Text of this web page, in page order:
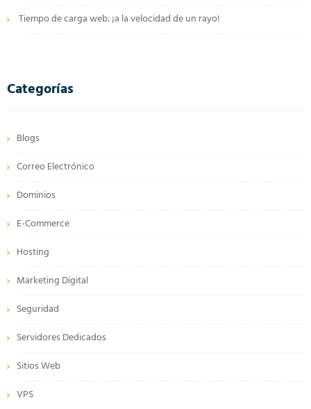
Tiempo de carga web: ¡a la velocidad de un rayo!
Categorías
Blogs
Correo Electrónico
Dominios
E-Commerce
Hosting
Marketing Digital
Seguridad
Servidores Dedicados
Sitios Web
VPS